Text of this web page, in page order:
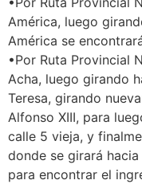
América, luego
América se
•Por Ruta Provincial
Acha, luego girando
Teresa, girando
Alfonso XIII, para
calle 5 vieja, y
donde se girará
para encontrar el